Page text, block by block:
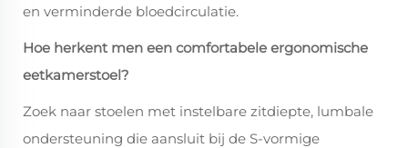
en verminderde bloedcirculatie.
Hoe herkent men een comfortabele ergonomische
eetkamerstoel?
Zoek naar stoelen met instelbare zitdiepte, lumbale
ondersteuning die aansluit bij de S-vormige